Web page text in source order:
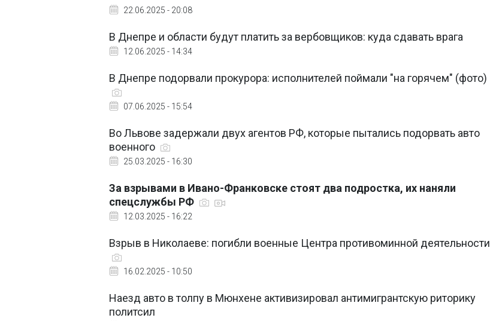
22.06.2025 - 20:08
В Днепре и области будут платить за вербовщиков: куда сдавать врага
12.06.2025 - 14:34
В Днепре подорвали прокурора: исполнителей поймали "на горячем" (фото)
07.06.2025 - 15:54
Во Львове задержали двух агентов РФ, которые пытались подорвать авто
военного
25.03.2025 - 16:30
За взрывами в Ивано-Франковске стоят два подростка, их наняли
спецслужбы РФ
12.03.2025 - 16:22
Взрыв в Николаеве: погибли военные Центра противоминной деятельности
16.02.2025 - 10:50
Наезд авто в толпу в Мюнхене активизировал антимигрантскую риторику
политсил